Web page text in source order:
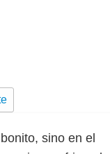
sino en el